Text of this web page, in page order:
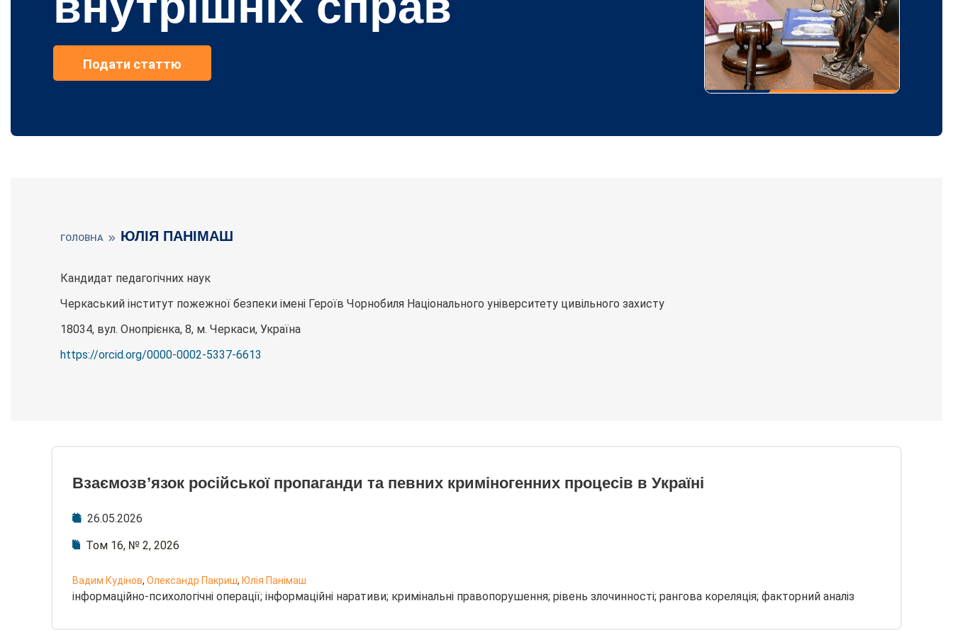
Подати статтю
ГОЛОВНА ЮЛІЯ ПАНІМАШ
Кандидат педагогічних наук
Черкаський інститут пожежної безпеки імені Героїв Чорнобиля Національного університету цивільного захисту
18034, вул. Онопрієнка, 8, м. Черкаси, Україна
https://orcid.org/0000-0002-5337-6613
Взаємозв’язок російської пропаганди та певних криміногенних процесів в Україні
26.05.2026
Том 16, № 2, 2026
Вадим Кудінов, Олександр Пакриш, Юлія Панімаш
інформаційно-психологічні операції; інформаційні наративи; кримінальні правопорушення; рівень злочинності; рангова кореляція; факторний аналіз